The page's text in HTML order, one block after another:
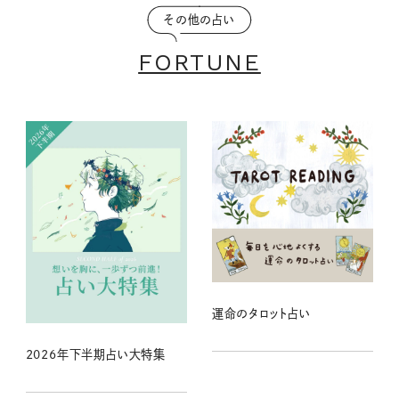
その他の占い
FORTUNE
2026年下半期占い大特集
運命のタロット占い